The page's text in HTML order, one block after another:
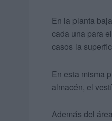
En la planta
cada una para
casos la
En esta misma
almacén, el
Además del